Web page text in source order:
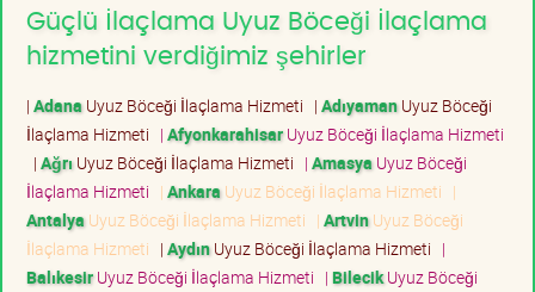
Güçlü İlaçlama Uyuz Böceği İlaçlama
hizmetini verdiğimiz şehirler
| Adana Uyuz Böceği İlaçlama Hizmeti | AdıyamanUyuz Böceği
İlaçlama Hizmeti | AfyonkarahisarUyuz Böceği İlaçlama Hizmeti
| Ağrı Uyuz Böceği İlaçlama Hizmeti | Amasya Uyuz Böceği
İlaçlama Hizmeti | Ankara Uyuz Böceği İlaçlama Hizmeti |
Antalya Uyuz Böceği İlaçlama Hizmeti | ArtvinUyuz Böceği
İlaçlama Hizmeti | AydınUyuz Böceği İlaçlama Hizmeti |
BalıkesirUyuz Böceği İlaçlama Hizmeti | BilecikUyuz Böceği